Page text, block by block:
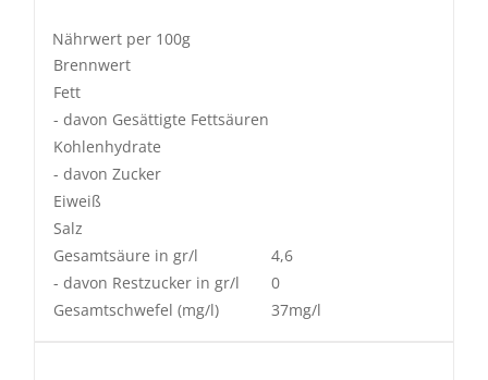
Nährwert per 100g
Brennwert
Fett
- davon Gesättigte Fettsäuren
Kohlenhydrate
- davon Zucker
Eiweiß
Salz
Gesamtsäure in gr/l
4,6
- davon Restzucker in gr/l
0
Gesamtschwefel (mg/l)
37mg/l